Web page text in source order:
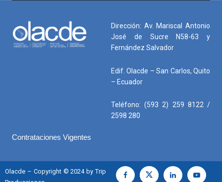
Dirección: Av. Mariscal Antonio
José de Sucre N58-63 y
Fernández Salvador
Edif. Olacde – San Carlos, Quito
– Ecuador
Teléfono: (593 2) 259 8122 /
2598 280
Contrataciones Vigentes
Olacde – Copyright © 2024 by Trip